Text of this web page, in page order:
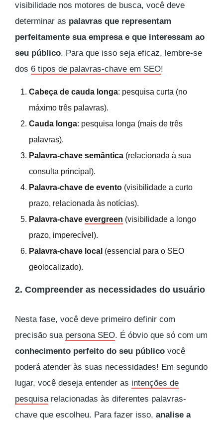
visibilidade nos motores de busca, você deve
determinar as palavras que representam
perfeitamente sua empresa e que interessam ao
seu público. Para que isso seja eficaz, lembre-se
dos 6 tipos de palavras-chave em SEO!
Cabeça de cauda longa: pesquisa curta (no
máximo três palavras).
Cauda longa: pesquisa longa (mais de três
palavras).
Palavra-chave semântica (relacionada à sua
consulta principal).
Palavra-chave de evento (visibilidade a curto
prazo, relacionada às notícias).
Palavra-chave evergreen (visibilidade a longo
prazo, imperecível).
Palavra-chave local (essencial para o SEO
geolocalizado).
2. Compreender as necessidades do usuário
Nesta fase, você deve primeiro definir com
precisão sua persona SEO. É óbvio que só com um
conhecimento perfeito do seu público você
poderá atender às suas necessidades! Em segundo
lugar, você deseja entender as intenções de
pesquisarelacionadas às diferentes palavras-
chave que escolheu. Para fazer isso, analise a